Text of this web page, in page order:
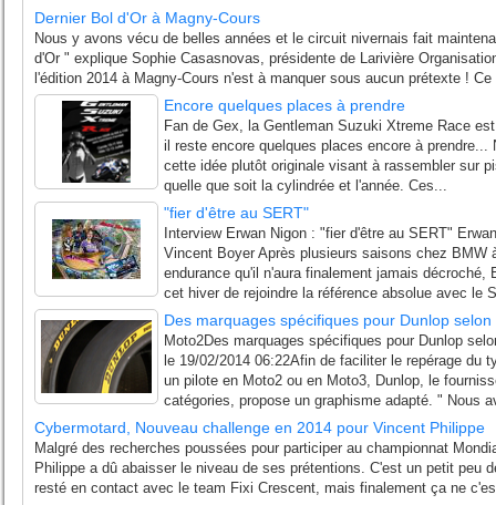
Dernier Bol d'Or à Magny-Cours
Nous y avons vécu de belles années et le circuit nivernais fait
d'Or " explique Sophie Casasnovas, présidente de Larivière
l'édition 2014 à Magny-Cours n'est à manquer sous aucun prétexte !
Encore quelques places à prendre
Fan de Gex, la Gentleman Suzuki Xtreme Race
il reste encore quelques places encore à
cette idée plutôt originale visant à rassembler sur
quelle que soit la cylindrée et l'année. Ces...
"fier d'être au SERT"
Interview Erwan Nigon : "fier d'être au SERT"
Vincent Boyer Après plusieurs saisons chez BMW
endurance qu'il n'aura finalement jamais décroché,
cet hiver de rejoindre la référence absolue avec le
Des marquages spécifiques pour Dunlop
Moto2Des marquages spécifiques pour Dunlop
le 19/02/2014 06:22Afin de faciliter le repérage du
un pilote en Moto2 ou en Moto3, Dunlop, le
catégories, propose un graphisme adapté. " Nous
Cybermotard, Nouveau challenge en 2014 pour Vincent Philippe
Malgré des recherches poussées pour participer au championnat
Philippe a dû abaisser le niveau de ses prétentions. C'est un petit peu
resté en contact avec le team Fixi Crescent, mais finalement ça ne